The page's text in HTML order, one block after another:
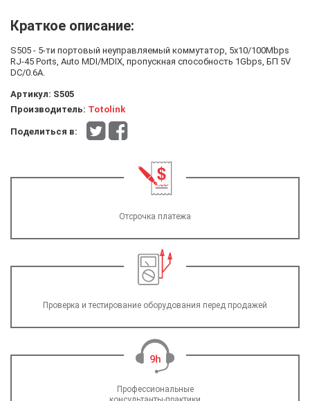
Краткое описание:
S505 - 5-ти портовый неуправляемый коммутатор, 5x10/100Mbps
RJ-45 Ports, Auto MDI/MDIX, пропускная способность 1Gbps, БП 5V
DC/0.6A.
Артикул: S505
Производитель: Totolink
Поделиться в:
Отсрочка платежа
Проверка и тестирование оборудования перед продажей
Профессиональные